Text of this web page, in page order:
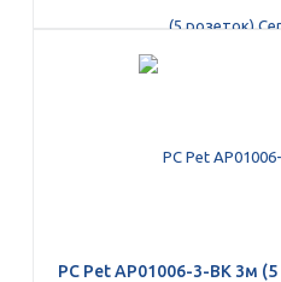
PС Pet AP01006-3-BK 3м